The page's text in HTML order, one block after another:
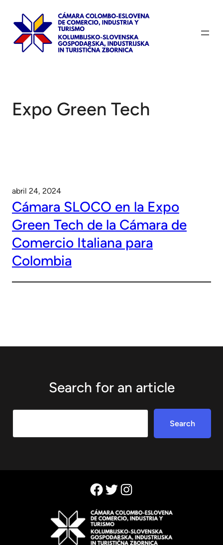
contenido
Expo Green Tech
abril 24, 2024
Cámara SLOCO en la Expo
Green Tech de la Cámara de
Comercio Italiana para
Colombia
Search for an article
Search
Facebook
TwitterInstagram